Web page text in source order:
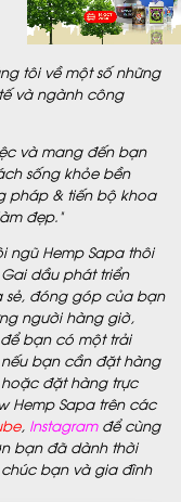
tôi về một số những
và ngành công
và mang đến bạn
sống khỏe bền
pháp & tiến bộ khoa
đẹp.”
ngũ Hemp Sapa thôi
dầu phát triển
sẻ, đóng góp của bạn
người hàng giờ,
bạn có một trải
bạn cần đặt hàng
đặt hàng trực
Hemp Sapa trên các
, Instagramđể cùng
bạn đã dành thời
bạn và gia đình